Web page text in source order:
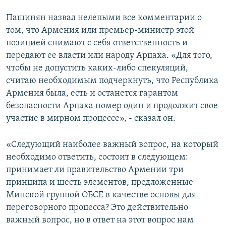
Пашинян назвал нелепыми все комментарии о
том, что Армения или премьер-министр этой
позицией снимают с себя ответственность и
передают ее власти или народу Арцаха. «Для того,
чтобы не допустить каких-либо спекуляций,
считаю необходимым подчеркнуть, что Республика
Армения была, есть и останется гарантом
безопасности Арцаха номер один и продолжит свое
участие в мирном процессе», - сказал он.
«Следующий наиболее важный вопрос, на который
необходимо ответить, состоит в следующем:
принимает ли правительство Армении три
принципа и шесть элементов, предложенные
Минской группой ОБСЕ в качестве основы для
переговорного процесса? Это действительно
важный вопрос, но в ответ на этот вопрос нам